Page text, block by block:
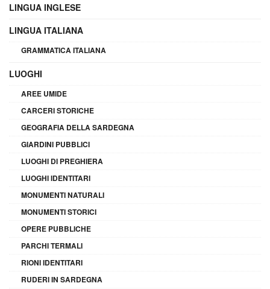
LINGUA INGLESE
LINGUA ITALIANA
GRAMMATICA ITALIANA
LUOGHI
AREE UMIDE
CARCERI STORICHE
GEOGRAFIA DELLA SARDEGNA
GIARDINI PUBBLICI
LUOGHI DI PREGHIERA
LUOGHI IDENTITARI
MONUMENTI NATURALI
MONUMENTI STORICI
OPERE PUBBLICHE
PARCHI TERMALI
RIONI IDENTITARI
RUDERI IN SARDEGNA